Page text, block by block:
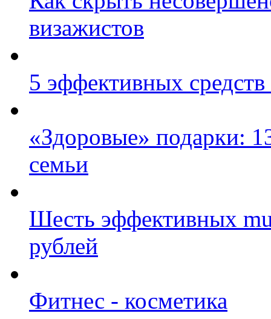
визажистов
5 эффективных
«Здоровые» подарки:
семьи
Шесть эффективных
рублей
Фитнес - косметика